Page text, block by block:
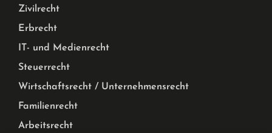
Zivilrecht
Erbrecht
IT- und Medienrecht
Steuerrecht
Wirtschaftsrecht / Unternehmensrecht
Familienrecht
Arbeitsrecht